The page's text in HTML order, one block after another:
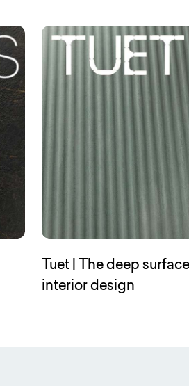
a new tab)Tuet | The deep
interior design